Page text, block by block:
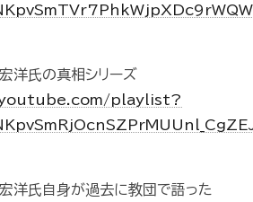
宏洋氏の真相シリーズ
playlist?
宏洋氏自身が過去に教団で語った